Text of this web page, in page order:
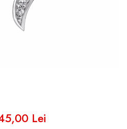
Lei